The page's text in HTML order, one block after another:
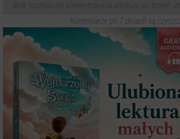
Komentarze po 7 dniach są